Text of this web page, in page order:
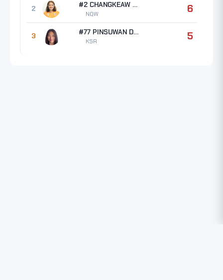
2 #2 CHANGKEAW Tikamporn
NQW 6
3 #77 PINSUWAN Darin
KSR 5